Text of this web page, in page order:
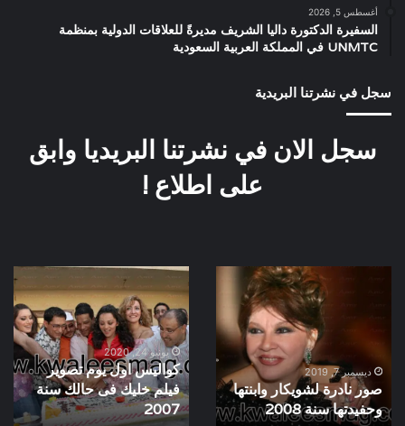
أغسطس 5, 2026
السفيرة الدكتورة داليا الشريف مديرةً للعلاقات الدولية بمنظمة
UNMTC في المملكة العربية السعودية
سجل في نشرتنا البريدية
سجل الان في نشرتنا البريديا وابق
على اطلاع !
وحفيدتها
سنة
2008
ديسمبر 7, 2019
صور نادرة لشويكار وابنتها
وحفيدتها سنة 2008
كواليس
اول
يوم
تصوير
فيلم
خليك
فى
حالك
يونيو 24, 2020
كواليس اول يوم تصوير
فيلم خليك فى حالك سنة
2007